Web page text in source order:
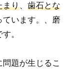
まり、 歯石とな
ています。、磨
。
題が生じるこ